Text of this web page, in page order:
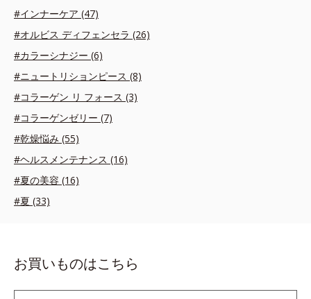
#インナーケア (47)
#オルビス ディフェンセラ (26)
#カラーシナジー (6)
#ニュートリションピース (8)
#コラーゲン リ フォース (3)
#コラーゲンゼリー (7)
#乾燥悩み (55)
#ヘルスメンテナンス (16)
#夏の美容 (16)
#夏 (33)
お買いものはこちら